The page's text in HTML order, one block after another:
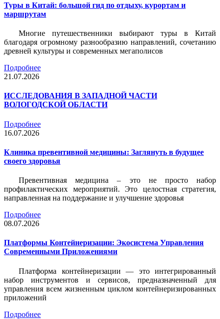
Туры в Китай: большой гид по отдыху, курортам и
маршрутам
Многие путешественники выбирают туры в Китай
благодаря огромному разнообразию направлений, сочетанию
древней культуры и современных мегаполисов
Подробнее
21.07.2026
ИССЛЕДОВАНИЯ В ЗАПАДНОЙ ЧАСТИ
ВОЛОГОДСКОЙ ОБЛАСТИ
Подробнее
16.07.2026
Клиника превентивной медицины: Заглянуть в будущее
своего здоровья
Превентивная медицина – это не просто набор
профилактических мероприятий. Это целостная стратегия,
направленная на поддержание и улучшение здоровья
Подробнее
08.07.2026
Платформы Контейнеризации: Экосистема Управления
Современными Приложениями
Платформа контейнеризации — это интегрированный
набор инструментов и сервисов, предназначенный для
управления всем жизненным циклом контейнеризированных
приложений
Подробнее